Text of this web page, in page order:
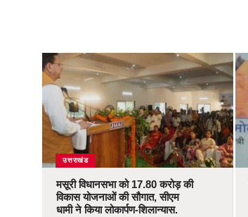
उत्तराखंड
मसूरी विधानसभा को 17.80 करोड़ की
विकास योजनाओं की सौगात, सीएम
धामी ने किया लोकार्पण-शिलान्यास.